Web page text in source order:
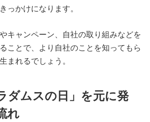
っかけになります。
キャンペーン、自社の取り組みなどを
ことで、より自社のことを知ってもら
まれるでしょう。
ダムスの日」を元に発
れ